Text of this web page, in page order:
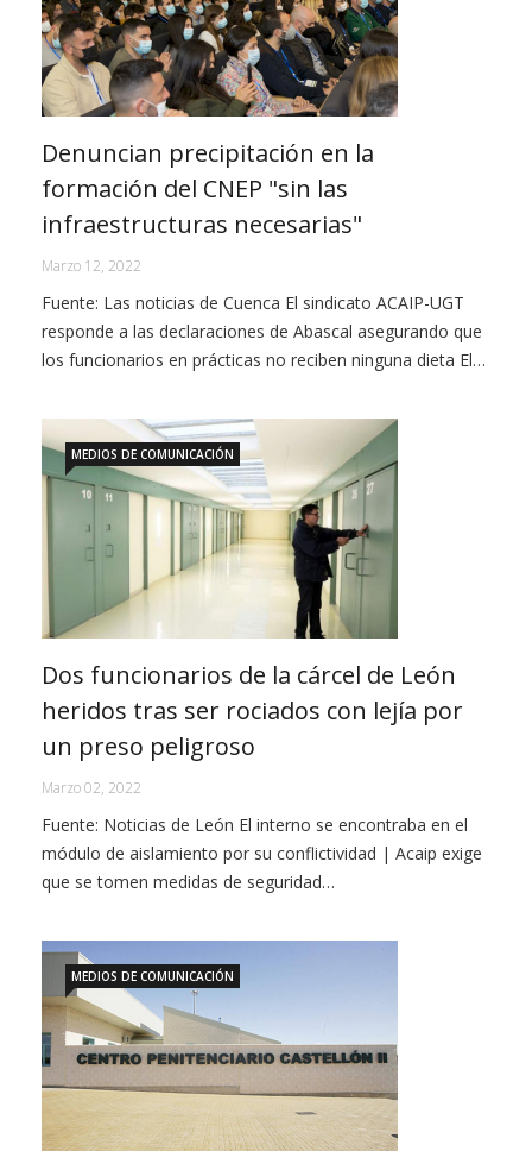
Denuncian precipitación en la
formación del CNEP "sin las
infraestructuras necesarias"
Marzo 12, 2022
Fuente: Las noticias de Cuenca El sindicato ACAIP-UGT
responde a las declaraciones de Abascal asegurando que
los funcionarios en prácticas no reciben ninguna dieta El…
MEDIOS DE COMUNICACIÓN
Dos funcionarios de la cárcel de León
heridos tras ser rociados con lejía por
un preso peligroso
Marzo 02, 2022
Fuente: Noticias de León El interno se encontraba en el
módulo de aislamiento por su conflictividad | Acaip exige
que se tomen medidas de seguridad…
MEDIOS DE COMUNICACIÓN